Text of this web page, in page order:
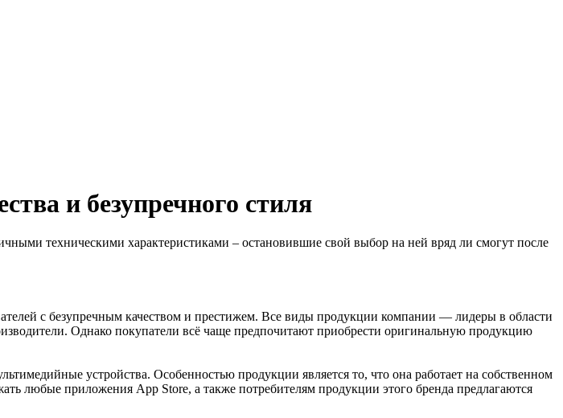
и безупречного стиля
техническими характеристиками – остановившие свой выбор на ней вряд ли смогут после
с безупречным качеством и престижем. Все виды продукции компании — лидеры в области
Однако покупатели всё чаще предпочитают приобрести оригинальную продукцию
устройства. Особенностью продукции является то, что она работает на собственном
любые приложения App Store, а также потребителям продукции этого бренда предлагаются